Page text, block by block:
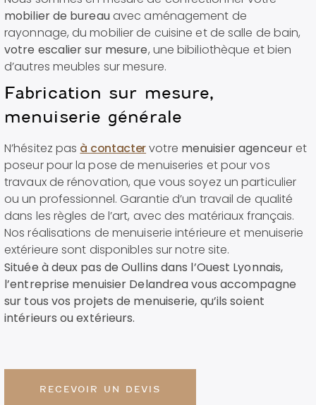
mobilier de bureauavec aménagement de
rayonnage, du mobilier de cuisine et de salle de bain,
votre escalier sur mesure, une bibiliothèque et bien
d’autres meubles sur mesure.
Fabrication sur mesure,
menuiserie générale
N’hésitez pas à contactervotre menuisier agenceuret
poseur pour la pose de menuiseries et pour vos
travaux de rénovation, que vous soyez un particulier
ou un professionnel. Garantie d’un travail de qualité
dans les règles de l’art, avec des matériaux français.
Nos réalisations de menuiserie intérieure et menuiserie
extérieure sont disponibles sur notre site.
Située à deux pas de Oullins dans l’Ouest Lyonnais,
l’entreprise menuisier Delandrea vous accompagne
sur tous vos projets de menuiserie, qu’ils soient
intérieurs ou extérieurs.
RECEVOIR UN DEVIS